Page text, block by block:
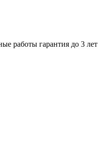
работы гарантия до 3 лет